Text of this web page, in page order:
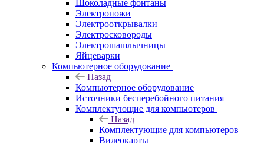
Шоколадные фонтаны
Электроножи
Электрооткрывалки
Электросковороды
Электрошашлычницы
Яйцеварки
Компьютерное оборудование
Назад
Компьютерное оборудование
Источники бесперебойного питания
Комплектующие для компьютеров
Назад
Комплектующие для компьютеров
Видеокарты